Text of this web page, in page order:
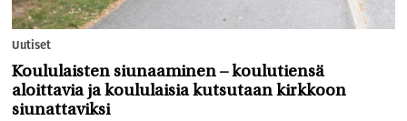
Uutiset
Koululaisten siunaaminen – koulutiensä
aloittavia ja koululaisia kutsutaan kirkkoon
siunattaviksi